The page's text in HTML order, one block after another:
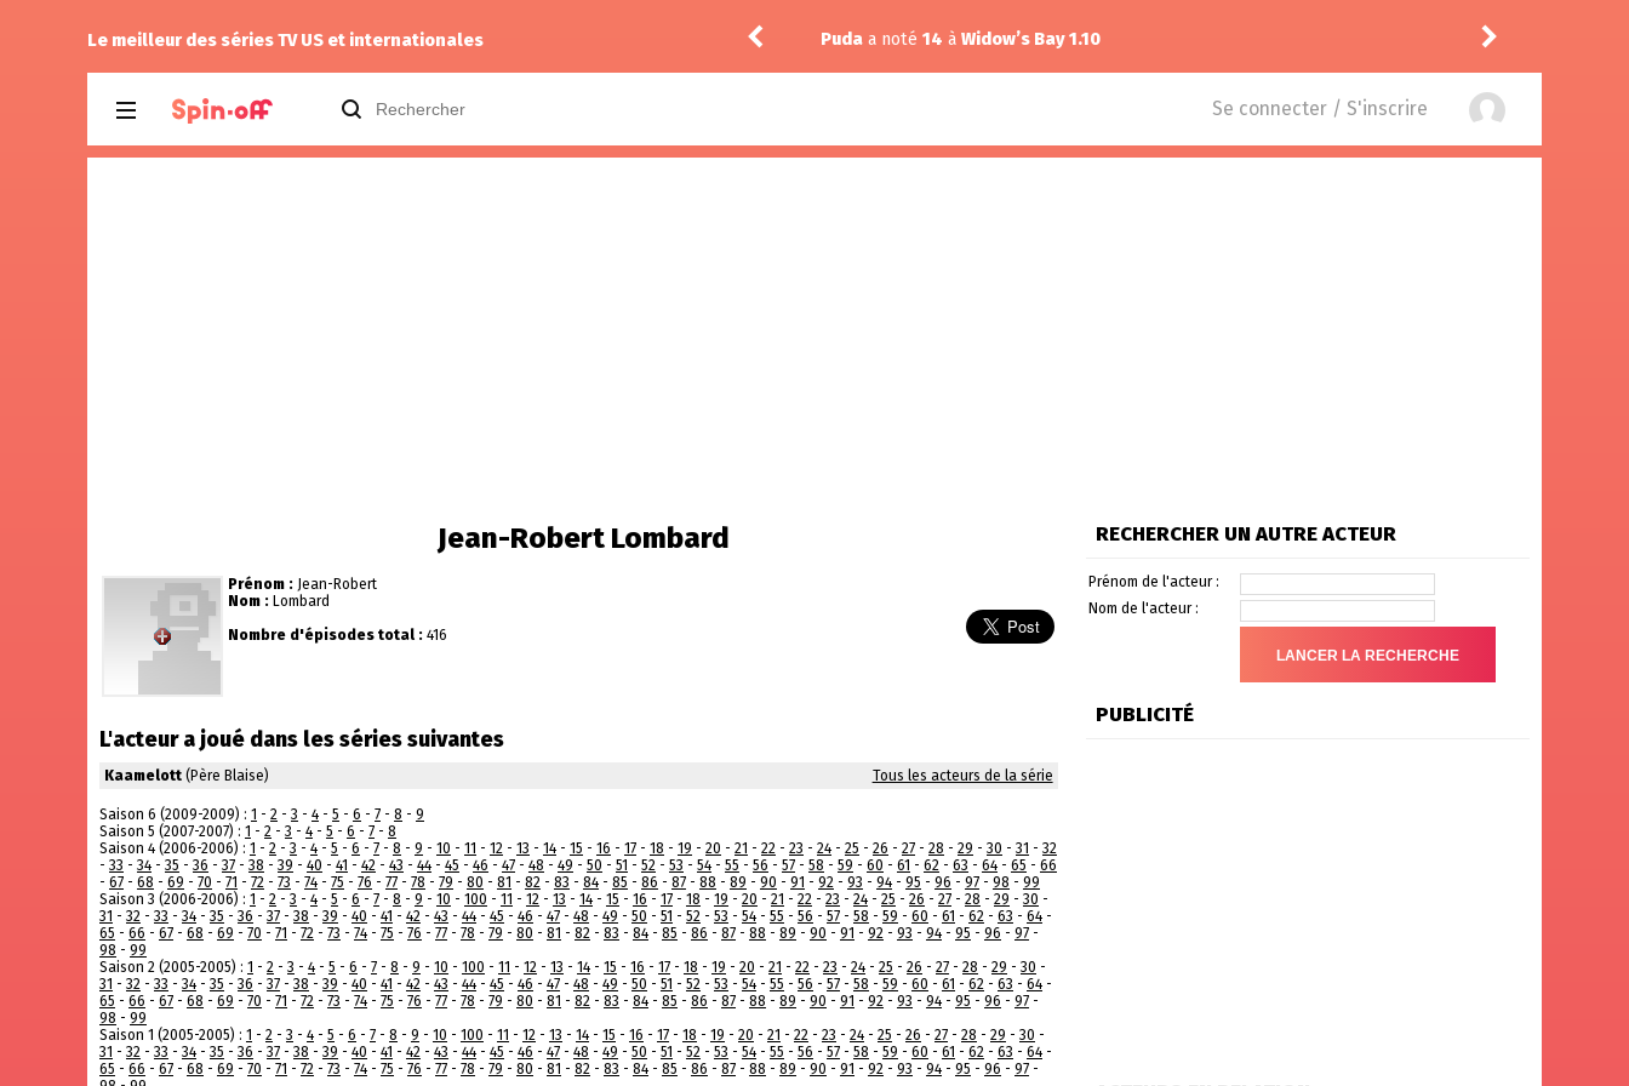
Le meilleur des séries TV US et internationales
Kiddoa noté12 à9-1-1: Nashville 1.04 Puda a noté 14 à Widow’s Bay 1.10 a laissé un
Se connecter / S'inscrire
Jean-Robert Lombard
Prénom : Jean-Robert
Nom : Lombard
Nombre d'épisodes total : 416
L'acteur a joué dans les séries suivantes
Kaamelott (Père Blaise) Tous les acteurs de la série
Saison 6 (2009-2009) : 1 - 2 - 3 - 4 - 5 - 6 - 7 - 8 - 9
Saison 5 (2007-2007) : 1 - 2 - 3 - 4 - 5 - 6 - 7 - 8
Saison 4 (2006-2006) : 1 - 2 - 3 - 4 - 5 - 6 - 7 - 8 - 9 - 10 - 11 - 12 - 13 - 14 - 15 - 16 - 17 - 18 - 19 - 20 - 21 - 22 - 23 - 24 - 25 - 26 - 27 - 28 - 29 - 30 - 31 - 32
- 33 - 34 - 35 - 36 - 37 - 38 - 39 - 40 - 41 - 42 - 43 - 44 - 45 - 46 - 47 - 48 - 49 - 50 - 51 - 52 - 53 - 54 - 55 - 56 - 57 - 58 - 59 - 60 - 61 - 62 - 63 - 64 - 65 - 66
- 67 - 68 - 69 - 70 - 71 - 72 - 73 - 74 - 75 - 76 - 77 - 78 - 79 - 80 - 81 - 82 - 83 - 84 - 85 - 86 - 87 - 88 - 89 - 90 - 91 - 92 - 93 - 94 - 95 - 96 - 97 - 98 - 99
Saison 3 (2006-2006) : 1 - 2 - 3 - 4 - 5 - 6 - 7 - 8 - 9 - 10 - 100 - 11 - 12 - 13 - 14 - 15 - 16 - 17 - 18 - 19 - 20 - 21 - 22 - 23 - 24 - 25 - 26 - 27 - 28 - 29 - 30 -
31 - 32 - 33 - 34 - 35 - 36 - 37 - 38 - 39 - 40 - 41 - 42 - 43 - 44 - 45 - 46 - 47 - 48 - 49 - 50 - 51 - 52 - 53 - 54 - 55 - 56 - 57 - 58 - 59 - 60 - 61 - 62 - 63 - 64 -
65 - 66 - 67 - 68 - 69 - 70 - 71 - 72 - 73 - 74 - 75 - 76 - 77 - 78 - 79 - 80 - 81 - 82 - 83 - 84 - 85 - 86 - 87 - 88 - 89 - 90 - 91 - 92 - 93 - 94 - 95 - 96 - 97 -
98 - 99
Saison 2 (2005-2005) : 1 - 2 - 3 - 4 - 5 - 6 - 7 - 8 - 9 - 10 - 100 - 11 - 12 - 13 - 14 - 15 - 16 - 17 - 18 - 19 - 20 - 21 - 22 - 23 - 24 - 25 - 26 - 27 - 28 - 29 - 30 -
31 - 32 - 33 - 34 - 35 - 36 - 37 - 38 - 39 - 40 - 41 - 42 - 43 - 44 - 45 - 46 - 47 - 48 - 49 - 50 - 51 - 52 - 53 - 54 - 55 - 56 - 57 - 58 - 59 - 60 - 61 - 62 - 63 - 64 -
65 - 66 - 67 - 68 - 69 - 70 - 71 - 72 - 73 - 74 - 75 - 76 - 77 - 78 - 79 - 80 - 81 - 82 - 83 - 84 - 85 - 86 - 87 - 88 - 89 - 90 - 91 - 92 - 93 - 94 - 95 - 96 - 97 -
98 - 99
Saison 1 (2005-2005) : 1 - 2 - 3 - 4 - 5 - 6 - 7 - 8 - 9 - 10 - 100 - 11 - 12 - 13 - 14 - 15 - 16 - 17 - 18 - 19 - 20 - 21 - 22 - 23 - 24 - 25 - 26 - 27 - 28 - 29 - 30 -
31 - 32 - 33 - 34 - 35 - 36 - 37 - 38 - 39 - 40 - 41 - 42 - 43 - 44 - 45 - 46 - 47 - 48 - 49 - 50 - 51 - 52 - 53 - 54 - 55 - 56 - 57 - 58 - 59 - 60 - 61 - 62 - 63 - 64 -
65 - 66 - 67 - 68 - 69 - 70 - 71 - 72 - 73 - 74 - 75 - 76 - 77 - 78 - 79 - 80 - 81 - 82 - 83 - 84 - 85 - 86 - 87 - 88 - 89 - 90 - 91 - 92 - 93 - 94 - 95 - 96 - 97 -
RECHERCHER UN AUTRE ACTEUR
Prénom de l'acteur :
Nom de l'acteur :
PUBLICITÉ